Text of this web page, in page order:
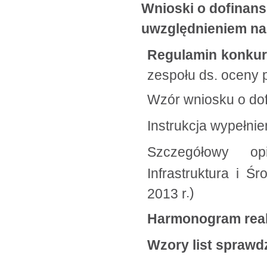
Wnioski o
uwzględnieniem
Regulamin
zespołu ds. oceny
Wzór wniosku o
Instrukcja
Szczegółowy
Infrastruktura i
2013 r.)
Harmonogram
Wzory list